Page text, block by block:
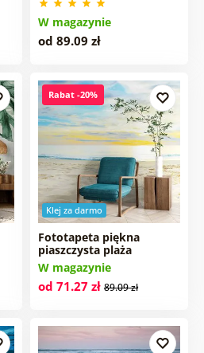
W magazynie
od 89.09 zł
Klej za darmo
Rabat -20%
Fototapeta piękna
piaszczysta plaża
W magazynie
od 71.27 zł 89.09 zł